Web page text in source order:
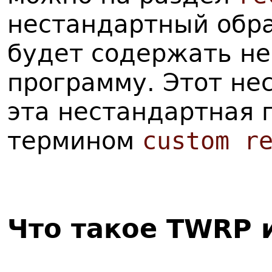
нестандартный
будет содержать
программу. Этот
эта нестандартная
термином custom
Что такое TWRP